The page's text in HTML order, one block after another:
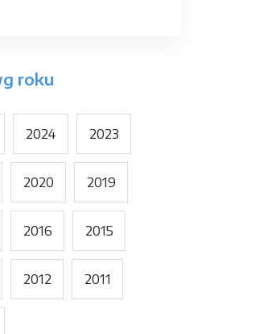
roku
2024 2023
2020 2019
2016 2015
2012 2011